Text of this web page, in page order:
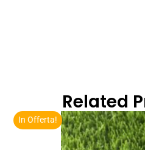
Related
In Offerta!